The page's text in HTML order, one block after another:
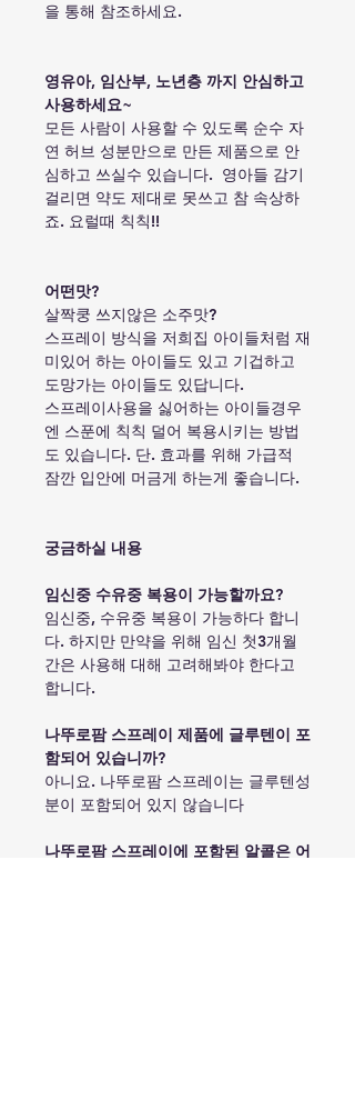
을 통해 참조하세요.
영유아, 임산부, 노년층 까지 안심하고
사용하세요~
모든 사람이 사용할 수 있도록 순수 자
연 허브 성분만으로 만든 제품으로 안
심하고 쓰실수 있습니다. 영아들 감기
걸리면 약도 제대로 못쓰고 참 속상하
죠. 요럴때 칙칙!!
어떤맛?
살짝쿵 쓰지않은 소주맛?
스프레이 방식을 저희집 아이들처럼 재
미있어 하는 아이들도 있고 기겁하고
도망가는 아이들도 있답니다.
스프레이사용을 싫어하는 아이들경우
엔 스푼에 칙칙 덜어 복용시키는 방법
도 있습니다. 단. 효과를 위해 가급적
잠깐 입안에 머금게 하는게 좋습니다.
궁금하실 내용
임신중 수유중 복용이 가능할까요?
임신중, 수유중 복용이 가능하다 합니
다. 하지만 만약을 위해 임신 첫3개월
간은 사용해 대해 고려해봐야 한다고
합니다.
나뚜로팜 스프레이 제품에 글루텐이 포
함되어 있습니까?
아니요. 나뚜로팜 스프레이는 글루텐성
분이 포함되어 있지 않습니다
나뚜로팜 스프레이에 포함된 알콜은 어